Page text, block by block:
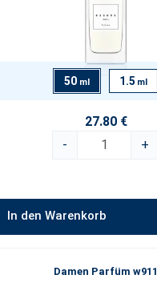
50 ml 1.5 ml
27.80 €
-
+
In den Warenkorb
Damen Parfüm w911